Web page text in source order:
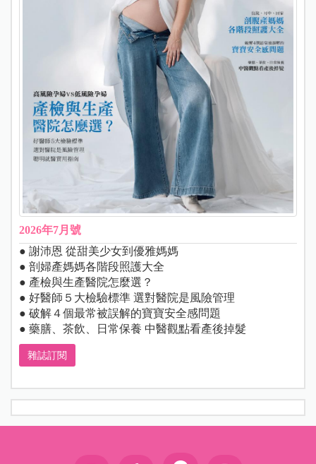
2026年7月號
● 謝沛恩 從甜美少女到優雅媽媽
● 剖婦產媽媽各階段照護大全
● 產檢與生產醫院怎麼選？
● 好醫師５大檢驗標準 選對醫院是風險管理
● 破解４個最常被誤解的寶寶安全感問題
● 藥膳、茶飲、日常保養 中醫觀點看產後掉髮
雜誌訂閱